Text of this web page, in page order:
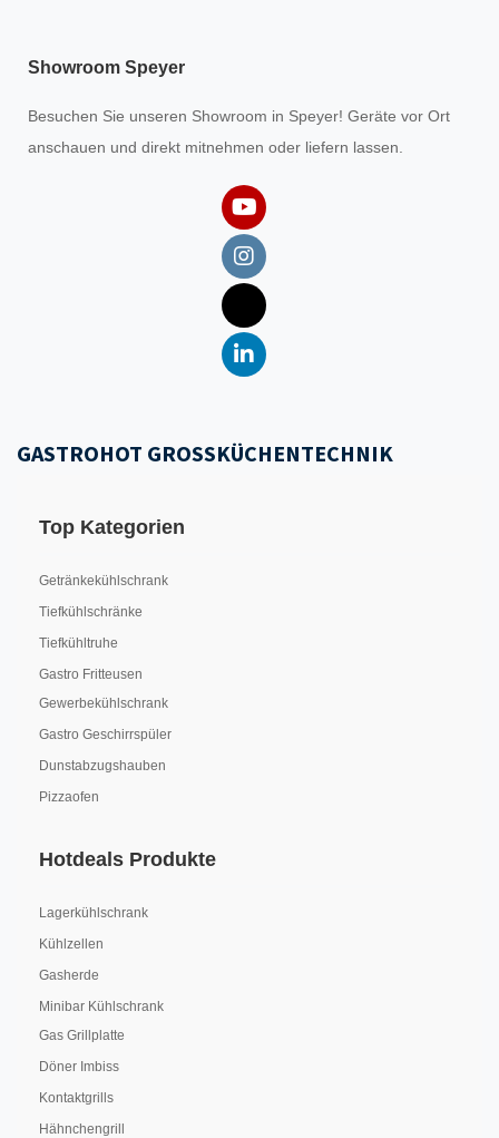
Showroom Speyer
Besuchen Sie unseren Showroom in Speyer! Geräte vor Ort
anschauen und direkt mitnehmen oder liefern lassen.
GASTROHOT GROSSKÜCHENTECHNIK
Top Kategorien
Getränkekühlschrank
Tiefkühlschränke
Tiefkühltruhe
Gastro Fritteusen
Gewerbekühlschrank
Gastro Geschirrspüler
Dunstabzugshauben
Pizzaofen
Hotdeals Produkte
Lagerkühlschrank
Kühlzellen
Gasherde
Minibar Kühlschrank
Gas Grillplatte
Döner Imbiss
Kontaktgrills
Hähnchengrill